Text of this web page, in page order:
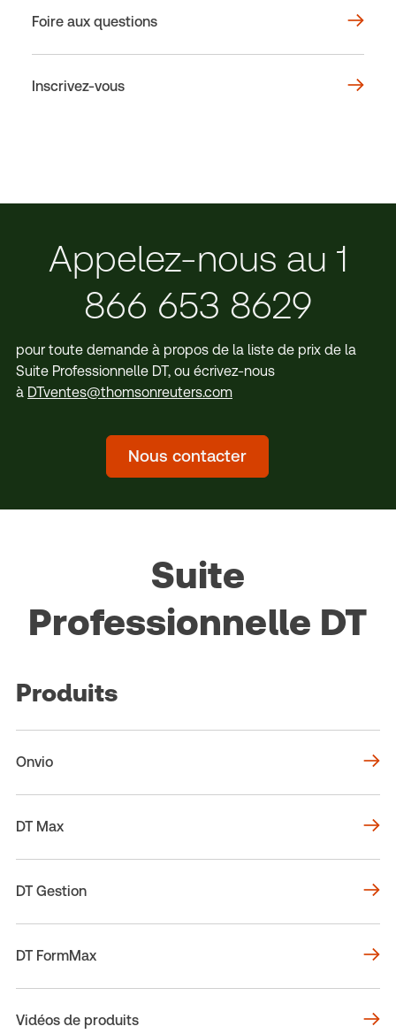
Foire aux questions
Inscrivez-vous
Appelez-nous au 1
866 653 8629
pour toute demande à propos de la liste de prix de la
Suite Professionnelle DT, ou écrivez-nous
à DTventes@thomsonreuters.com
Nous contacter
Suite
Professionnelle DT
Produits
Onvio
DT Max
DT Gestion
DT FormMax
Vidéos de produits